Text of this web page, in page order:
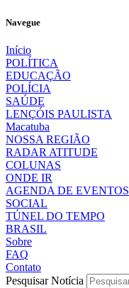
Navegue
Início
POLÍTICA
EDUCAÇÃO
POLÍCIA
SAÚDE
LENÇÓIS PAULISTA
Macatuba
NOSSA REGIÃO
RADAR ATITUDE
COLUNAS
ONDE IR
AGENDA DE EVENTOS
SOCIAL
TÚNEL DO TEMPO
BRASIL
Sobre
FAQ
Contato
Pesquisar Notícia